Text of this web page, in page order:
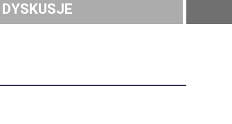
DYSKUSJE